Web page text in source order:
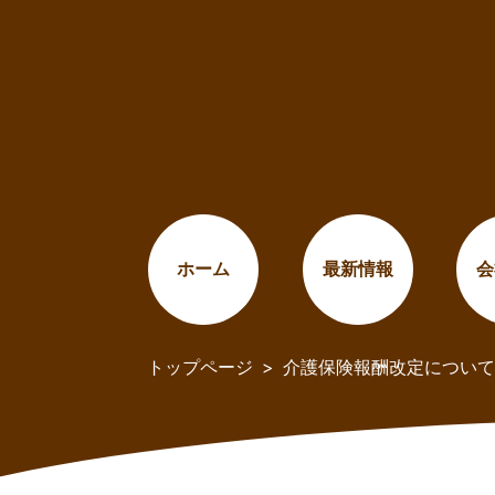
ホーム 最新情報
トップページ 介護保険報酬改定につい